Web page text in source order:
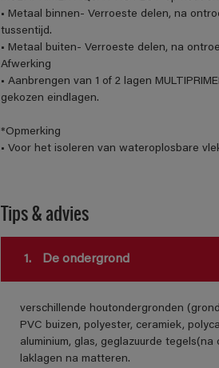
• Metaal binnen- Verroeste delen, na
tussentijd.
• Metaal buiten- Verroeste delen, na
Afwerking
• Aanbrengen van 1 of 2 lagen
gekozen eindlagen.
*Opmerking
• Voor het isoleren van wateroplosbare
Tips & advies
1. De ondergrond
verschillende houtondergronden
PVC buizen, polyester, ceramiek,
aluminium, glas, geglazuurde
laklagen na matteren.